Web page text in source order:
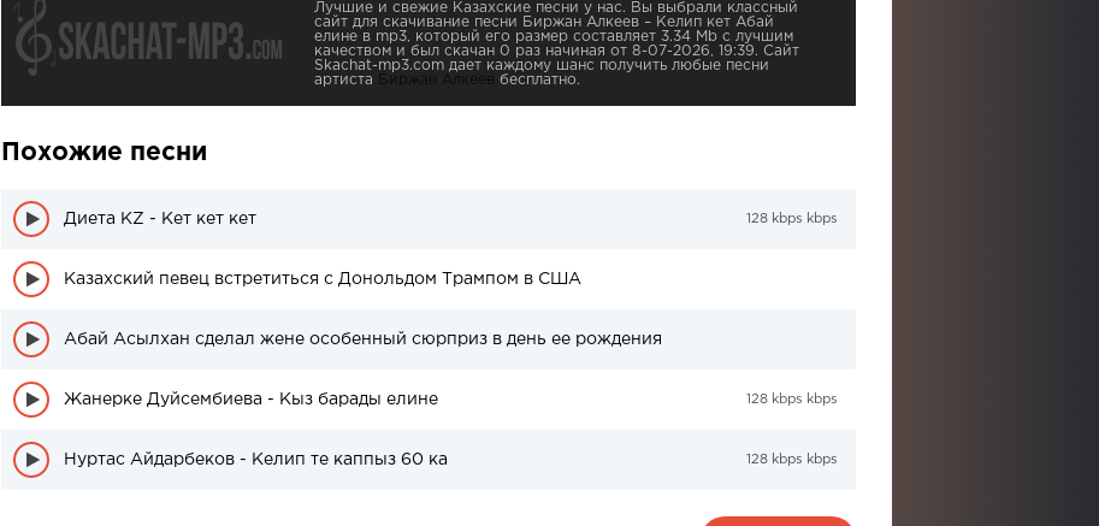
Лучшие и свежие Казахские песни у нас. Вы выбрали классный
сайт для скачивание песни Биржан Алкеев – Келип кет Абай
елине в mp3, который его размер составляет 3.34 Mb с лучшим
качеством и был скачан 0 раз начиная от 8-07-2026, 19:39. Сайт
Skachat-mp3.com дает каждому шанс получить любые песни
артиста
Биржан Алкеев бесплатно.
Похожие песни
Диета KZ - Кет кет кет 128 kbps kbps
Казахский певец встретиться с Донольдом Трампом в США
Абай Асылхан сделал жене особенный сюрприз в день ее рождения
Жанерке Дуйсембиева - Кыз барады елине 128 kbps kbps
Нуртас Айдарбеков - Келип те каппыз 60 ка 128 kbps kbps